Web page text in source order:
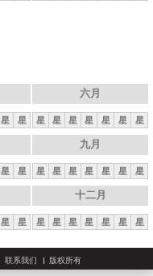
星 星
六月
星 星 星 星 星 星 星
星 星
九月
星 星 星 星 星 星 星
星 星
十二月
星 星 星 星 星 星 星
联系我们 版权所有